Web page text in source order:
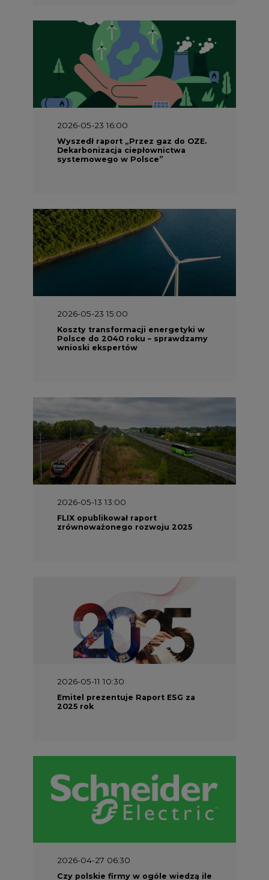
2026-05-23 16:00
Wyszedł raport „Przez gaz do OZE.
Dekarbonizacja ciepłownictwa
systemowego w Polsce”
Koszty transformacji energetyki w
Polsce do 2040 roku – sprawdzamy
wnioski ekspertów
2026-05-13 13:00
FLIX opublikował raport
zrównoważonego rozwoju 2025
2026-05-11 10:30
Emitel prezentuje Raport ESG za
2025 rok
2026-04-27 06:30
Czy polskie firmy w ogóle wiedzą ile
Electric